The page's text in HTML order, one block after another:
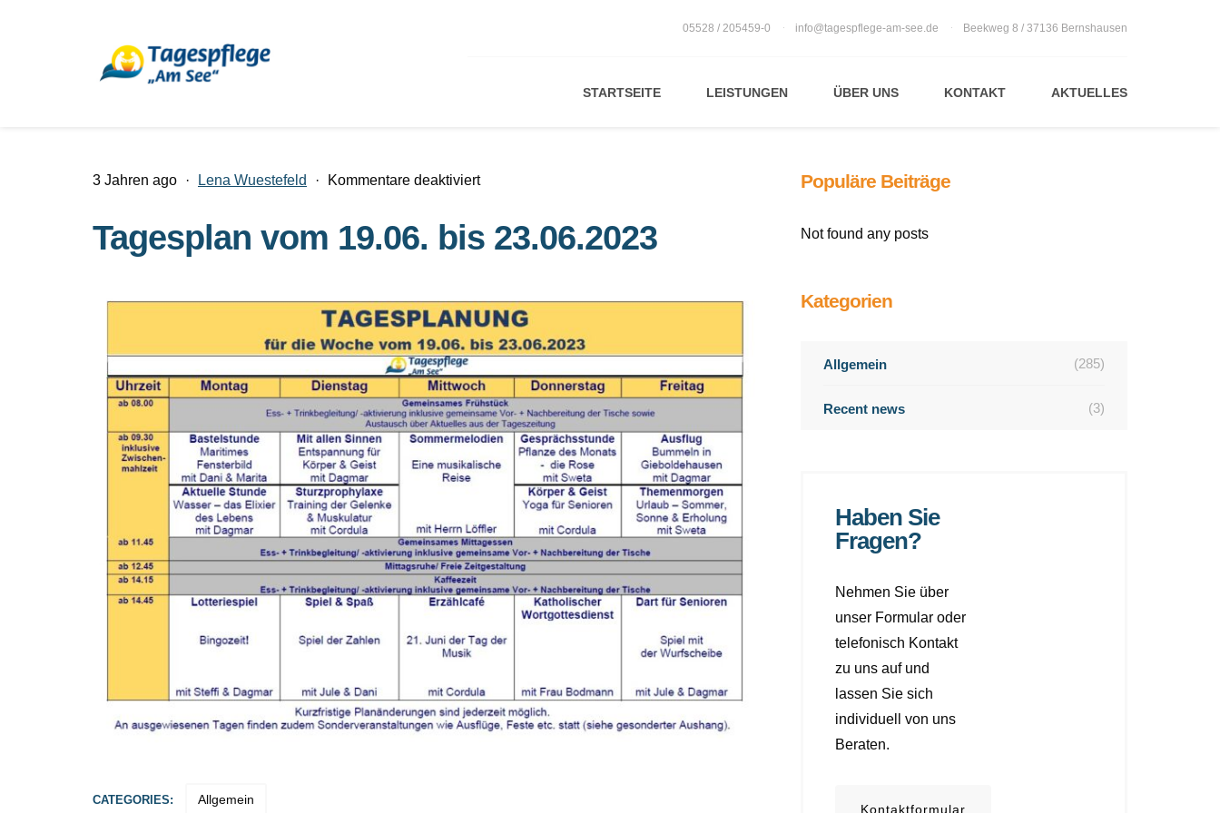
05528 / 205459-0 info@tagespflege-am-see.de Beekweg 8 / 37136 Bernshausen
STARTSEITE LEISTUNGEN ÜBER UNS KONTAKT AKTUELLES
3 Jahren ago · Lena Wuestefeld · Kommentare deaktiviertfür
vom
23.06.2023
Tagesplan vom 19.06. bis 23.06.2023
CATEGORIES: Allgemein
Populäre Beiträge
Not found any posts
Kategorien
Allgemein (285)
Recent news (3)
Haben Sie
Fragen?
Nehmen Sie über
unser Formular oder
telefonisch Kontakt
zu uns auf und
lassen Sie sich
individuell von uns
Beraten.
Kontaktformular